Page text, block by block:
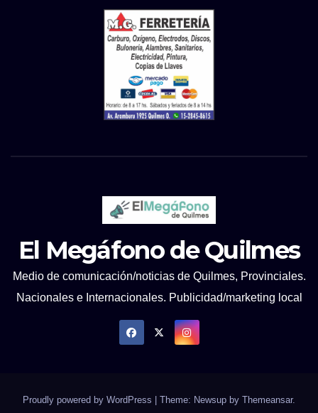
El Megáfono de Quilmes
Medio de comunicación/noticias de Quilmes, Provinciales.
Nacionales e Internacionales. Publicidad/marketing local
Proudly powered by WordPress Theme: Newsup by Themeansar.